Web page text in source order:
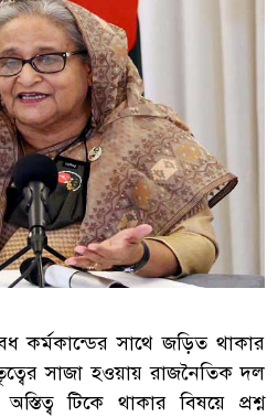
কর্মকান্ডের সাথে জড়িত থাকার
সাজা হওয়ায় রাজনৈতিক দল
টিকে থাকার বিষয়ে প্রশ্ন